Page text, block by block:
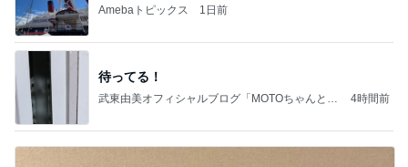
Amebaトピックス 1日前
待ってる！
武東由美オフィシャルブログ「MOTOちゃんとの
4時間前